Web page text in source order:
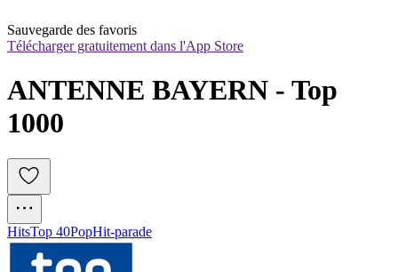
Sauvegarde des favoris
Télécharger gratuitement dans l'App Store
ANTENNE BAYERN - Top
1000
HitsTop 40PopHit-parade